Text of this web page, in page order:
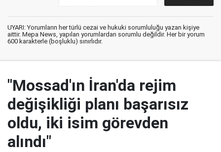
UYARI: Yorumların her türlü cezai ve hukuki sorumluluğu yazan kişiye
aittir. Mepa News, yapılan yorumlardan sorumlu değildir. Her bir yorum
600 karakterle (boşluklu) sınırlıdır.
"Mossad'ın İran'da rejim
değişikliği planı başarısız
oldu, iki isim görevden
alındı"